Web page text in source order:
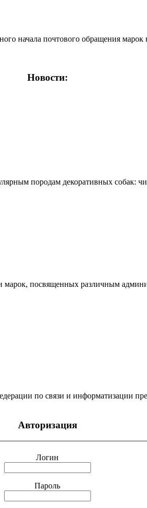
начала почтового обращения марок
Новости:
породам декоративных собак:
посвященных различным
по связи и информатизации
Авторизация
Логин
Пароль